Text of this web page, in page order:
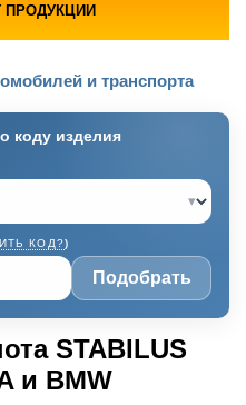
ПРОДУКЦИИ
и транспорта
коду изделия
▾
КОД?)
Подобрать
STABILUS
и BMW